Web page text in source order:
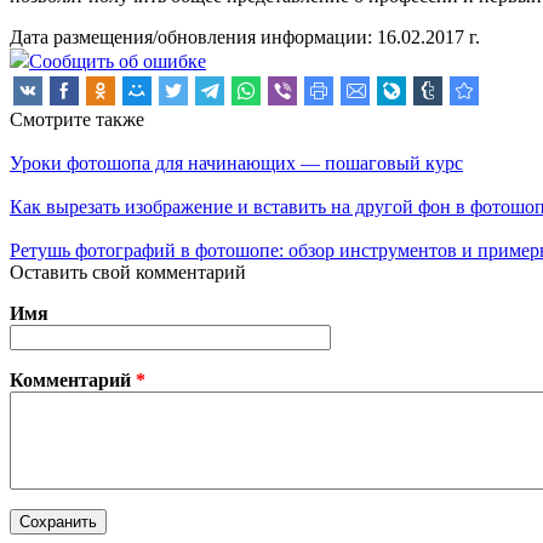
Дата размещения/обновления информации: 16.02.2017 г.
Сообщить об ошибке
Смотрите также
Уроки фотошопа для начинающих — пошаговый курс
Как вырезать изображение и вставить на другой фон в
Ретушь фотографий в фотошопе: обзор инструментов и
Оставить свой комментарий
Имя
Комментарий *